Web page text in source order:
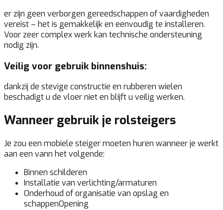
er zijn geen verborgen gereedschappen of vaardigheden
vereist – het is gemakkelijk en eenvoudig te installeren.
Voor zeer complex werk kan technische ondersteuning
nodig zijn.
Veilig voor gebruik binnenshuis:
dankzij de stevige constructie en rubberen wielen
beschadigt u de vloer niet en blijft u veilig werken.
Wanneer gebruik je rolsteigers
Je zou een mobiele steiger moeten huren wanneer je werkt
aan een vann het volgende:
Binnen schilderen
Installatie van verlichting/armaturen
Onderhoud of organisatie van opslag en
schappenOpening